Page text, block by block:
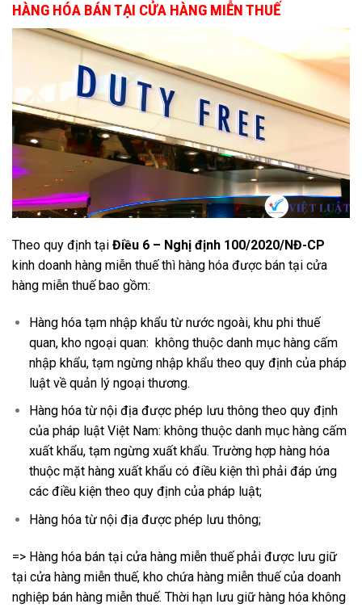
HÀNG HÓA BÁN TẠI CỬA HÀNG MIỄN THUẾ
Theo quy định tại Điều 6 – Nghị định 100/2020/NĐ-CP
kinh doanh hàng miễn thuế thì hàng hóa được bán tại cửa
hàng miễn thuế bao gồm:
Hàng hóa tạm nhập khẩu từ nước ngoài, khu phi thuế
quan, kho ngoại quan: không thuộc danh mục hàng cấm
nhập khẩu, tạm ngừng nhập khẩu theo quy định của pháp
luật về quản lý ngoại thương.
Hàng hóa từ nội địa được phép lưu thông theo quy định
của pháp luật Việt Nam: không thuộc danh mục hàng cấm
xuất khẩu, tạm ngừng xuất khẩu. Trường hợp hàng hóa
thuộc mặt hàng xuất khẩu có điều kiện thì phải đáp ứng
các điều kiện theo quy định của pháp luật;
Hàng hóa từ nội địa được phép lưu thông;
=> Hàng hóa bán tại cửa hàng miễn thuế phải được lưu giữ
tại cửa hàng miễn thuế, kho chứa hàng miễn thuế của doanh
nghiệp bán hàng miễn thuế. Thời hạn lưu giữ hàng hóa không